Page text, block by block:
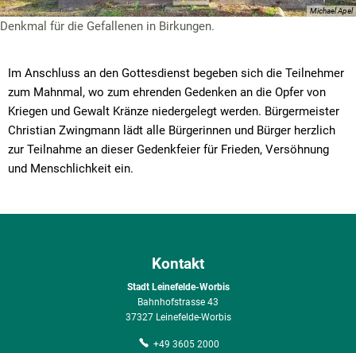
Michael Apel
Denkmal für die Gefallenen in Birkungen.
Im Anschluss an den Gottesdienst begeben sich die Teilnehmer
zum Mahnmal, wo zum ehrenden Gedenken an die Opfer von
Kriegen und Gewalt Kränze niedergelegt werden. Bürgermeister
Christian Zwingmann lädt alle Bürgerinnen und Bürger herzlich
zur Teilnahme an dieser Gedenkfeier für Frieden, Versöhnung
und Menschlichkeit ein.
Kontakt
Stadt Leinefelde-Worbis
Bahnhofstrasse 43
37327 Leinefelde-Worbis
+49 3605 2000